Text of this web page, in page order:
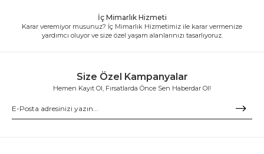
İç Mimarlık Hizmeti
Karar veremiyor musunuz? İç Mimarlık Hizmetimiz ile karar vermenize
yardımcı oluyor ve size özel yaşam alanlarınızı tasarlıyoruz.
Size Özel Kampanyalar
Hemen Kayıt Ol, Fırsatlarda Önce Sen Haberdar Ol!